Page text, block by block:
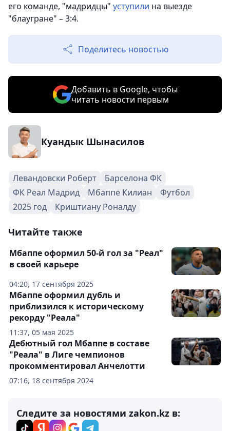
его команде, "мадридцы" уступили на выезде
"блаугране" – 3:4.
Поделитесь новостью
Добавить в Google, чтобы
читать новости первым
Куандык Шынасилов
Левандовски Роберт
Барселона ФК
ФК Реал Мадрид
Мбаппе Килиан
Футбол
2025 год
Криштиану Роналду
Читайте также
04:20, 17 сентября 2025
Мбаппе оформил 50-й гол за "Реал"
в своей карьере
11:37, 05 мая 2025
Мбаппе оформил дубль и
приблизился к историческому
рекорду "Реала"
07:16, 18 сентября 2024
Дебютный гол Мбаппе в составе
"Реала" в Лиге чемпионов
прокомментировал Анчелотти
Следите за новостями zakon.kz в: